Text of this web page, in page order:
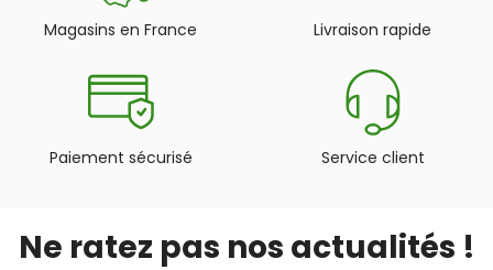
Magasins en France Livraison rapide
Paiement sécurisé Service client
Ne ratez pas nos actualités !